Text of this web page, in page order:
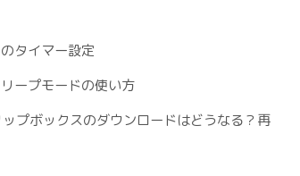
タイマー設定
ープモードの使い方
プボックスのダウンロードはどうなる？再